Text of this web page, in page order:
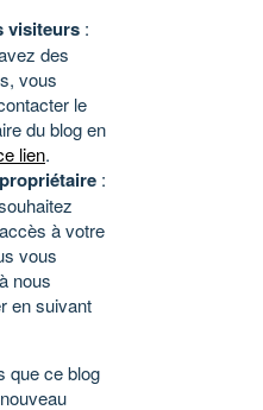
visiteurs :
des
vous
le
du blog en
lien.
:
à votre
vous
nous
en suivant
que ce blog